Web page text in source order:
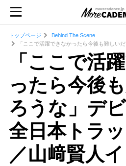
トップページ
Behind The Scene
「ここで活躍できなかったら今後も難しい
「ここで活
ったら今後
ろうな」デ
全日本トラ
／山﨑賢人